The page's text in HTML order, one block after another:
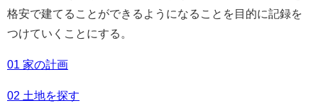
格安で建てることができるようになることを目的に記録を
つけていくことにする。
01 家の計画
02 土地を探す